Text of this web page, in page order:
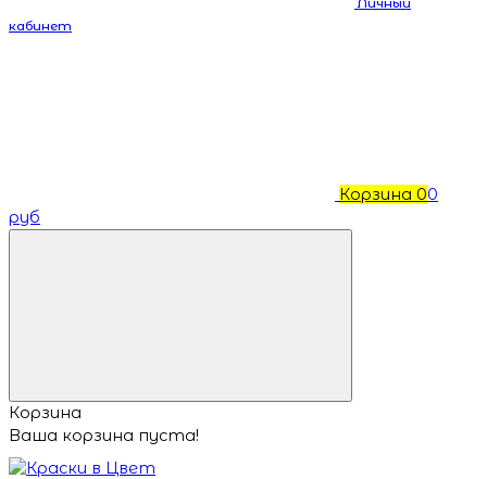
кабинет
Корзина 00
руб
Корзина
Ваша корзина пуста!